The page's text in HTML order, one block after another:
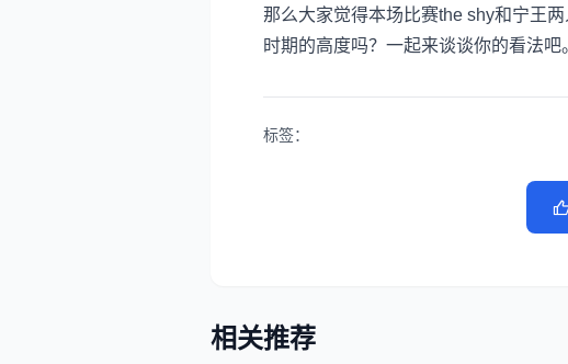
那么大家觉得本场比赛the shy和宁王
时期的高度吗？一起来谈谈你的看法吧
标签：
相关推荐